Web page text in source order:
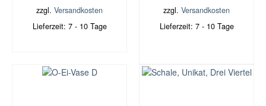
zzgl. Versandkosten
Lieferzeit: 7 - 10 Tage
zzgl. Versandkosten
Lieferzeit: 7 - 10 Tage